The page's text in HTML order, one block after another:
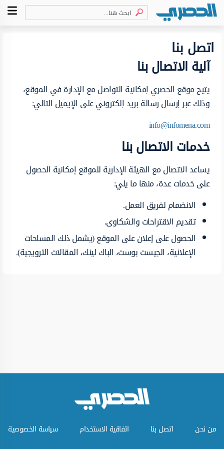
اتصل بنا
آلية الاتصال بنا
يتيح موقع الحصري إمكانية التواصل مع الإدارة في الموقع،
وذلك عبر إرسال رسالة بريد إلكتروني على الإيميل التالي:
info@infomena.com
خدمات الاتصال بنا
يساعد الاتصال مع الهيئة الإدارية للموقع إمكانية الحصول
على خدمات عدة، منها ما يلي:
الانضمام لفريق العمل.
تقديم الاقتراحات والشكاوى.
الحصول على إعلان على الموقع (يشمل ذلك المساحات
الإعلانية، الجيست بوست، الباك لينك، المقالات الترويجية).
من نحن اتصل بنا اتفاقية الاستخدام سياسة الخصوصية